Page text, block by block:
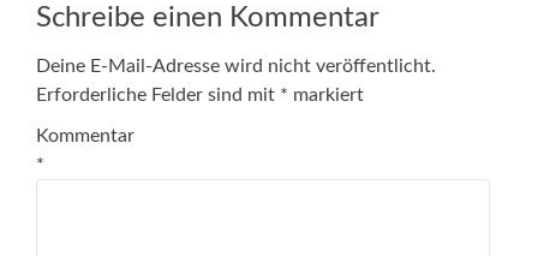
Schreibe einen Kommentar
Deine E-Mail-Adresse wird nicht veröffentlicht.
Erforderliche Felder sind mit * markiert
Kommentar
*